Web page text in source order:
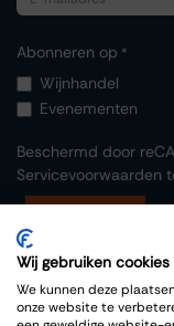
Abonneren op *
Wijnhandel
Evenementen
Beschermd door
Servicevoorwaarden
Wij gebruiken cookies
We kunnen deze
onze website te